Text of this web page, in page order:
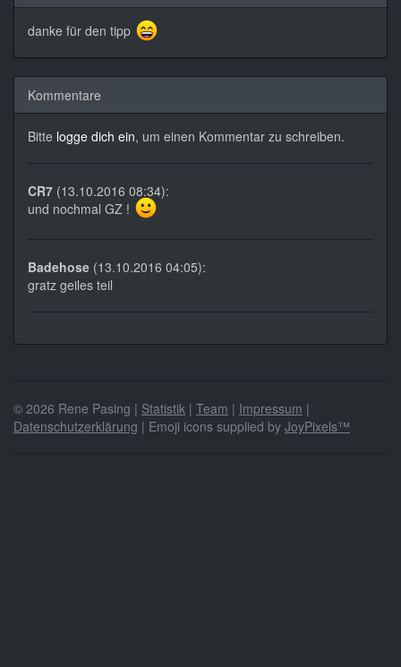
danke für den tipp
Kommentare
Bitte logge dich ein, um einen Kommentar zu schreiben.
CR7 (13.10.2016 08:34):
und nochmal GZ !
Badehose (13.10.2016 04:05):
gratz geiles teil
© 2026 Rene Pasing | Statistik | Team | Impressum |
Datenschutzerklärung | Emoji icons supplied by JoyPixels™